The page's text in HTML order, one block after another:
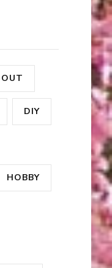
DIY
HOBBY